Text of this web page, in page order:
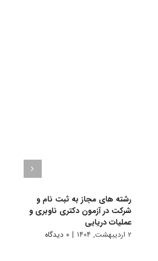
رشته های مجاز به ثبت نام و
شرکت در آزمون دکتری ناوبری و
عملیات دریایی
۲ اردیبهشت, ۱۴۰۴ | ۰ دیدگاه